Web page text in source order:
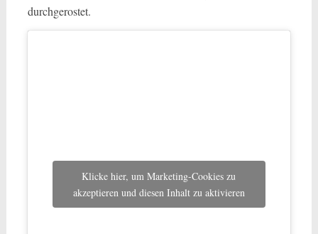
durchgerostet.
Klicke hier, um Marketing-Cookies zu
akzeptieren und diesen Inhalt zu aktivieren